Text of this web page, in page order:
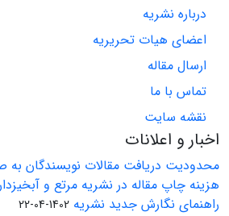
درباره نشریه
اعضای هیات تحریریه
ارسال مقاله
تماس با ما
نقشه سایت
اخبار و اعلانات
محدودیت دریافت مقالات نویسندگان به
هزینه چاپ مقاله در نشریه مرتع و
راهنمای نگارش جدید نشریه 1402-04-22